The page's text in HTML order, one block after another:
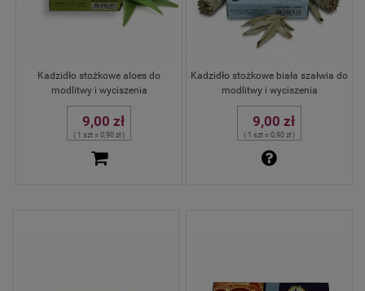
Kadzidło stożkowe aloes do
modlitwy i wyciszenia
9,00 zł
( 1 szt = 0,90 zł )
Kadzidło stożkowe biała szałwia do
modlitwy i wyciszenia
9,00 zł
( 1 szt = 0,90 zł )